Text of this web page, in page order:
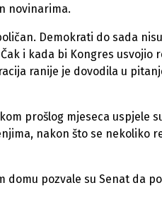
novinarima.
Demokrati do sada
i kada bi Kongres usvojio
ranije je dovodila u
prošlog mjeseca uspjele
nakon što se nekoliko
pozvale su Senat da